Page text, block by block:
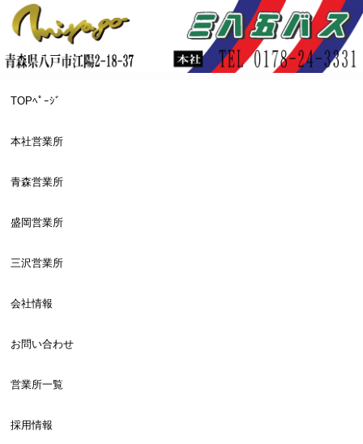
TOPﾍﾟｰｼﾞ
本社営業所
青森営業所
盛岡営業所
三沢営業所
会社情報
お問い合わせ
営業所一覧
採用情報